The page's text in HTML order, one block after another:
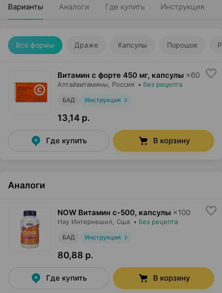
Варианты Аналоги Где купить Инструкция
Все формы Драже Капсулы Порошок
Витамин с форте 450 мг, капсулы ×60
Алтайвитамины , Россия • без рецепта
БАД Инструкция
13,14 р.
Где купить В корзину
Аналоги
NOW Витамин с-500, капсулы ×100
Нау Интернешнл , Сша • без рецепта
БАД Инструкция
80,88 р.
Где купить В корзину